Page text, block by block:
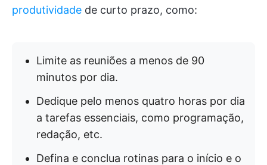
produtividade de curto prazo, como:
Limite as reuniões a menos de 90
minutos por dia.
Dedique pelo menos quatro horas por dia
a tarefas essenciais, como programação,
redação, etc.
Defina e conclua rotinas para o início e o